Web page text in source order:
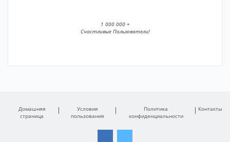
1 000 000 +
Счастливые Пользователи!
Домашняя
страница
Условия
пользования
Политика
конфиденциальности
Контакты